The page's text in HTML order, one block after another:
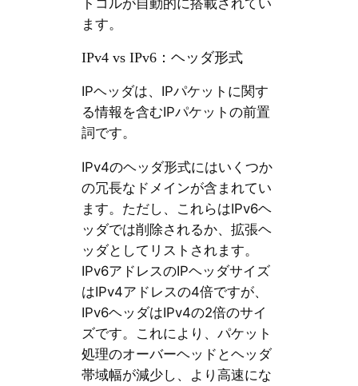
トコルが自動的に搭載されてい
ます。
IPv4 vs IPv6：ヘッダ形式
IPヘッダは、IPパケットに関す
る情報を含むIPパケットの前置
詞です。
IPv4のヘッダ形式にはいくつか
の冗長なドメインが含まれてい
ます。ただし、これらはIPv6ヘ
ッダでは削除されるか、拡張ヘ
ッダとしてリストされます。
IPv6アドレスのIPヘッダサイズ
はIPv4アドレスの4倍ですが、
IPv6ヘッダはIPv4の2倍のサイ
ズです。これにより、パケット
処理のオーバーヘッドとヘッダ
帯域幅が減少し、より高速にな